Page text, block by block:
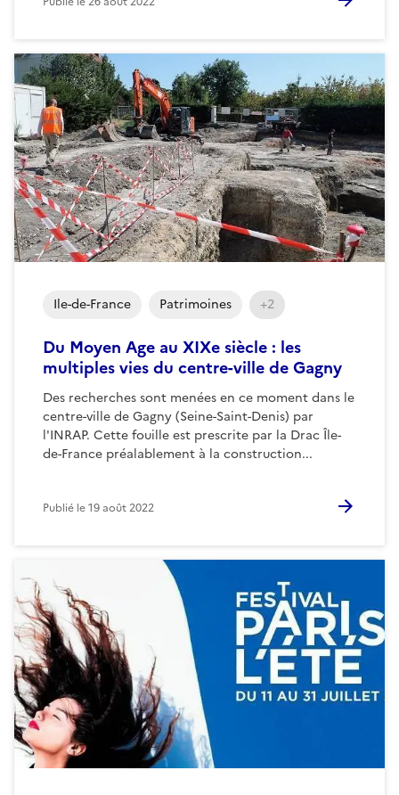
Du Moyen Age au XIXe siècle : les
multiples vies du centre-ville de Gagny
Des recherches sont menées en ce moment dans le
centre-ville de Gagny (Seine-Saint-Denis) par
l'INRAP. Cette fouille est prescrite par la Drac Île-
de-France préalablement à la construction...
Ile-de-France Patrimoines +2
Publié le19 août 2022